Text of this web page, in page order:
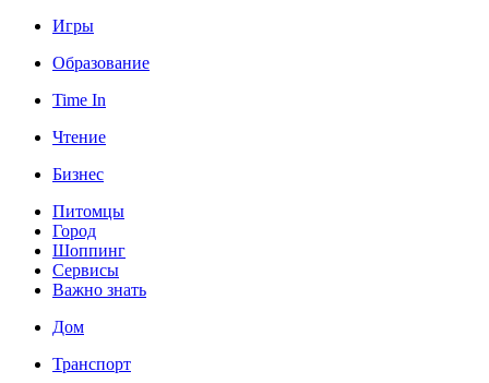
Игры
Образование
Time In
Чтение
Бизнес
Питомцы
Город
Шоппинг
Сервисы
Важно знать
Дом
Транспорт